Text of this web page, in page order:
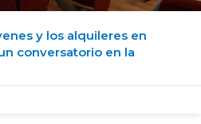
y los alquileres en
conversatorio en la